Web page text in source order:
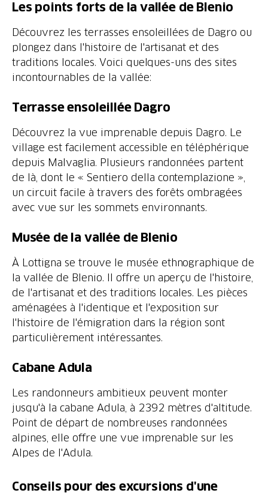
Les points forts de la vallée de Blenio
Découvrez les terrasses ensoleillées de Dagro ou
plongez dans l'histoire de l'artisanat et des
traditions locales. Voici quelques-uns des sites
incontournables de la vallée:
Terrasse ensoleillée Dagro
Découvrez la vue imprenable depuis Dagro. Le
village est facilement accessible en téléphérique
depuis Malvaglia. Plusieurs randonnées partent
de là, dont le « Sentiero della contemplazione »,
un circuit facile à travers des forêts ombragées
avec vue sur les sommets environnants.
Musée de la vallée de Blenio
À Lottigna se trouve le musée ethnographique de
la vallée de Blenio. Il offre un aperçu de l'histoire,
de l'artisanat et des traditions locales. Les pièces
aménagées à l'identique et l'exposition sur
l'histoire de l'émigration dans la région sont
particulièrement intéressantes.
Cabane Adula
Les randonneurs ambitieux peuvent monter
jusqu'à la cabane Adula, à 2392 mètres d'altitude.
Point de départ de nombreuses randonnées
alpines, elle offre une vue imprenable sur les
Alpes de l'Adula.
Conseils pour des excursions d'une